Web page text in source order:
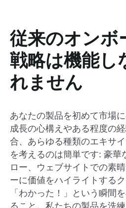
従来のオンボ
戦略は機能し
れません
あなたの製品を初めて市場
成長の心構えやある程度の
合、あらゆる種類のエキサ
を考えるのは簡単です: 豪華
ロー、ウェブサイトでの素
ーに価値をハイライトする
「わかった！」という瞬間